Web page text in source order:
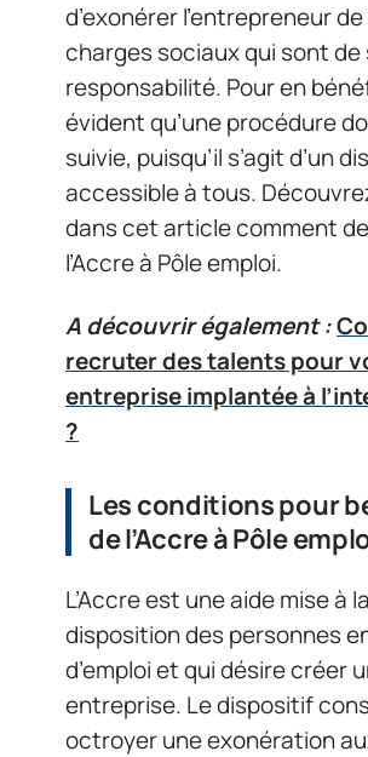
d’exonérer l’entrepreneur
charges sociaux qui sont de
responsabilité. Pour en
évident qu’une procédure
suivie, puisqu’il s’agit d’un
accessible à tous.
dans cet article comment
l’Accre à Pôle emploi.
A découvrir également :
recruter des talents pour
entreprise implantée à
?
Les conditions pour
de l’Accre à Pôle
L’Accre est une aide mise à la
disposition des personnes
d’emploi et qui désire créer
entreprise. Le dispositif
octroyer une exonération